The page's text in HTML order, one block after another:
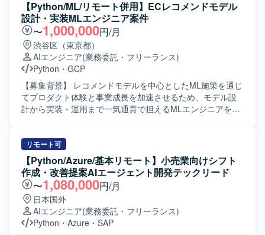
【Python/ML/リモート併用】ECレコメンドモデル
設計・実装MLエンジニア案件
〜1,000,000円/月
渋谷区（東京都）
AIエンジニア(業務委託・フリーランス)
Python ・ GCP
【募集背景】 レコメンドモデルを中心としたML施策を通じ
てプロダクト体験と事業成長を加速させるため、モデル設
計から実装・運用まで一気通貫で担えるMLエンジニアを募
ていただきます。 特徴量エンジニアリングの実装やオフラ
イン・オンライン評価指標の設計を担当していただきま
す。 A/Bテストの設計・実施・効果検証を通じたモデル改善
のPDCAを推進していただきます。 モデルのプロダクショ
ン化や基盤上への実装・最適化を行っていただきます。 ML
施策に関する技術的意思決定を行い、PdMなど他職能メン
バーと連携しながら開発を進めていただきます。 レコメン
ドアーキテクチャの進化やコールドスタート問題への対
リモート可
【Python/Azure/基本リモート】小売業向けシフト
作成・改善提案AIエージェント開発テックリード
〜1,080,000円/月
日本国外
AIエンジニア(業務委託・フリーランス)
Python ・ Azure ・ SAP